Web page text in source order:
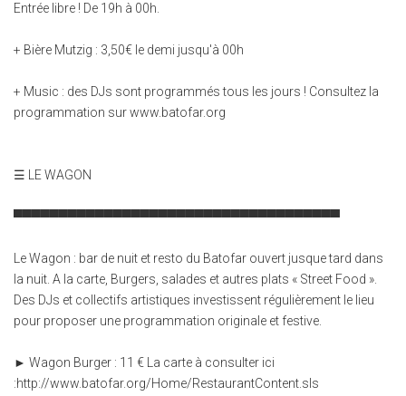
Entrée libre ! De 19h à 00h.
+ Bière Mutzig : 3,50€ le demi jusqu'à 00h
+ Music : des DJs sont programmés tous les jours ! Consultez la
programmation sur www.batofar.org
☰ LE WAGON
▀▀▀▀▀▀▀▀▀▀▀▀▀▀▀▀▀▀▀▀▀▀▀▀▀▀▀▀▀▀▀▀▀▀▀▀
Le Wagon : bar de nuit et resto du Batofar ouvert jusque tard dans
la nuit. A la carte, Burgers, salades et autres plats « Street Food ».
Des DJs et collectifs artistiques investissent régulièrement le lieu
pour proposer une programmation originale et festive.
► Wagon Burger : 11 € La carte à consulter ici
:http://www.batofar.org/Home/RestaurantContent.sls